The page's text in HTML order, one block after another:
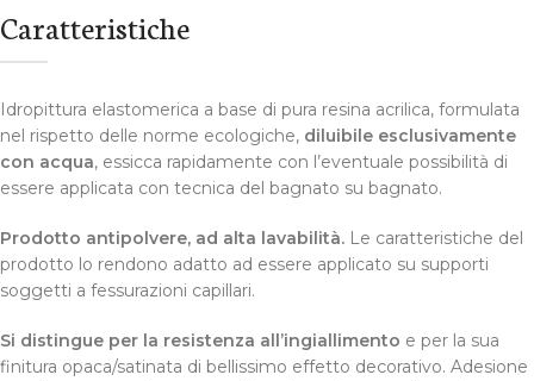
Caratteristiche
Idropittura elastomerica a base di pura resina acrilica, formulata
nel rispetto delle norme ecologiche, diluibile esclusivamente
con acqua, essicca rapidamente con l’eventuale possibilità di
essere applicata con tecnica del bagnato su bagnato.
Prodotto antipolvere, ad alta lavabilità. Le caratteristiche del
prodotto lo rendono adatto ad essere applicato su supporti
soggetti a fessurazioni capillari.
Si distingue per la resistenza all’ingiallimento e per la sua
finitura opaca/satinata di bellissimo effetto decorativo. Adesione